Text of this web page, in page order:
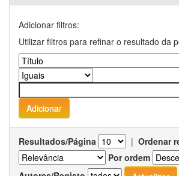
Adicionar filtros:
Utilizar filtros para refinar o resultado da
Resultados/Página | Ordenar
Por ordem